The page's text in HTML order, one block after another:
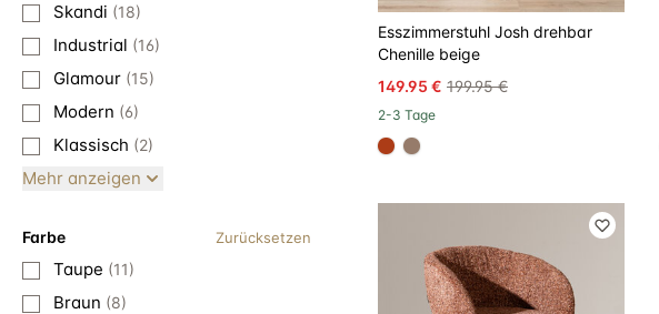
Skandi (18)
Industrial (16)
Glamour (15)
Modern (6)
Klassisch (2)
Mehr anzeigen
Farbe Zurücksetzen
Taupe (11)
Braun (8)
Esszimmerstuhl Josh drehbar
Chenille beige
149.95 € 199.95 €
2-3 Tage
#ac3c17
#967b6a